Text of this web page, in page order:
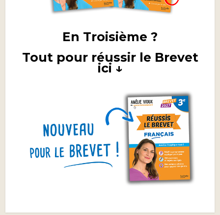
En Troisième ?
Tout pour réussir le Brevet
ici ↓